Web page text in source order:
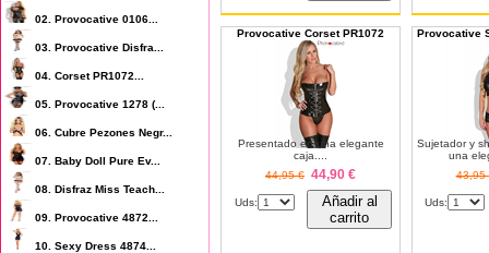
02. Provocative 0106...
03. Provocative Disfra...
04. Corset PR1072...
05. Provocative 1278 (...
06. Cubre Pezones Negr...
07. Baby Doll Pure Ev...
08. Disfraz Miss Teach...
09. Provocative 4872...
10. Sexy Dress 4874...
Provocative Corset PR1072
Presentado en una elegante
caja....
44,95 € 44,90 €
Uds:
Añadir al
carrito
Provocative
Sujetador y
una
43,95
Uds: